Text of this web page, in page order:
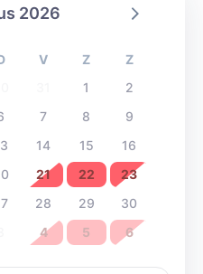
2026
V Z
Z
1
2
7 8
9
14 15
16
21 22
23
28 29
30
4 5 6